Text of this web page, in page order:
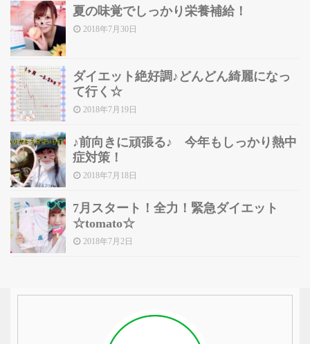
夏の味覚でしっかり栄養補給！
2018年7月30日
ダイエット絶好調♪どんどん綺麗になっ
て行く☆
2018年7月19日
♪前向きに頑張る♪ 今年もしっかり熱中
症対策！
2018年7月18日
7月スタート！全力！緊急ダイエット
☆tomato☆
2018年7月2日